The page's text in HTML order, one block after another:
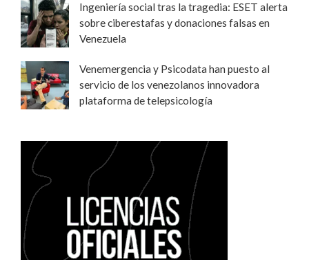
Ingeniería social tras la tragedia: ESET alerta
sobre ciberestafas y donaciones falsas en
Venezuela
Venemergencia y Psicodata han puesto al
servicio de los venezolanos innovadora
plataforma de telepsicología